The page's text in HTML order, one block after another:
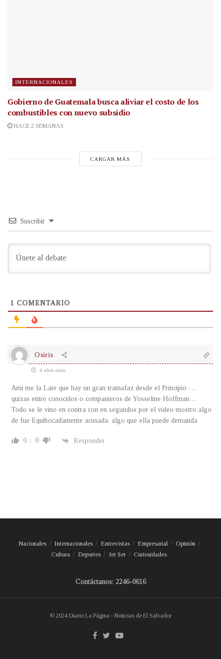
INTERNACIONALES
Gobierno de Guatemala busca aliviar el costo de los
combustibles con nuevo subsidio
HACE 2 SEMANAS
CARGAR MÁS
Suscribir
1 COMENTARIO
Osiris
4 años atrás
Ami me la Late que hay un gran tramafaz desde el Principio …
quizas entre conocidos o companieros de Yosseline Hoffman…
Todo se le vino en contra con en segundos por el video mostro algo
de fue Equibocadamente acusada. algo que ella puede demanda
0 0 Responder
Nacionales Internacionales Entrevistas Empresarial
Opinión
Cultura
Deportes Jet Set Curiosidades
Contáctanos: 2246-0616
© 2024 Diario La Página - Noticias de El Salvador